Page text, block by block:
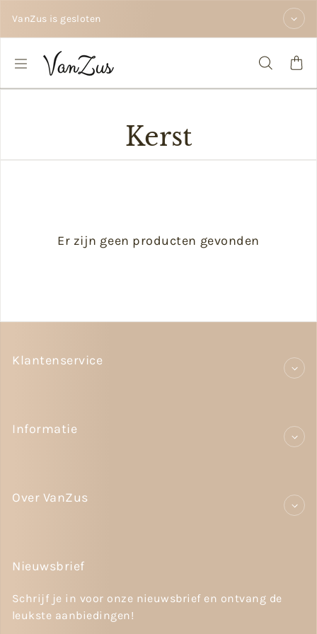
VanZus is gesloten
Kerst
Er zijn geen producten gevonden
Klantenservice
Informatie
Over VanZus
Nieuwsbrief
Schrijf je in voor onze nieuwsbrief en ontvang de
leukste aanbiedingen!